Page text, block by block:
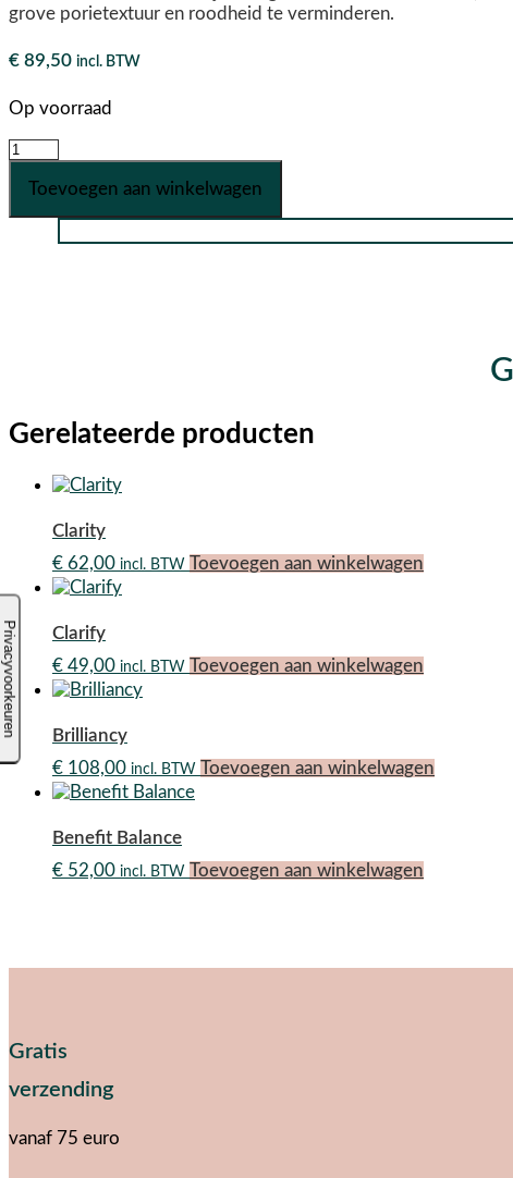
grove porietextuur en roodheid te verminderen.
€ 89,50 incl. BTW
Op voorraad
Combination
aantal
Toevoegen aan winkelwagen
Gerelateerde producten
Clarity
€ 62,00 incl. BTW Toevoegen aan winkelwagen
Clarify
€ 49,00 incl. BTW Toevoegen aan winkelwagen
Brilliancy
€ 108,00 incl. BTW Toevoegen aan winkelwagen
Benefit Balance
€ 52,00 incl. BTW Toevoegen aan winkelwagen
Gratis
verzending
vanaf 75 euro